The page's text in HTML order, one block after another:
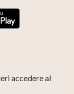
accedere al